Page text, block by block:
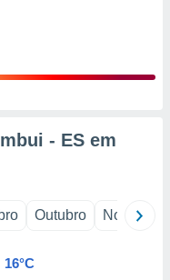
- ES em
Outubro Novembro
16°C